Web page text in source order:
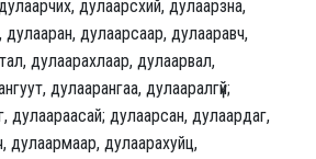
дулаарсхий, дулаарзна,
дулаарсаар, дулааравч,
дулаарахлаар, дулаарвал,
дулаарангаа, дулааралгүй;
дулаараасай; дулаарсан, дулаардаг,
дулаармаар, дулаарахуйц,